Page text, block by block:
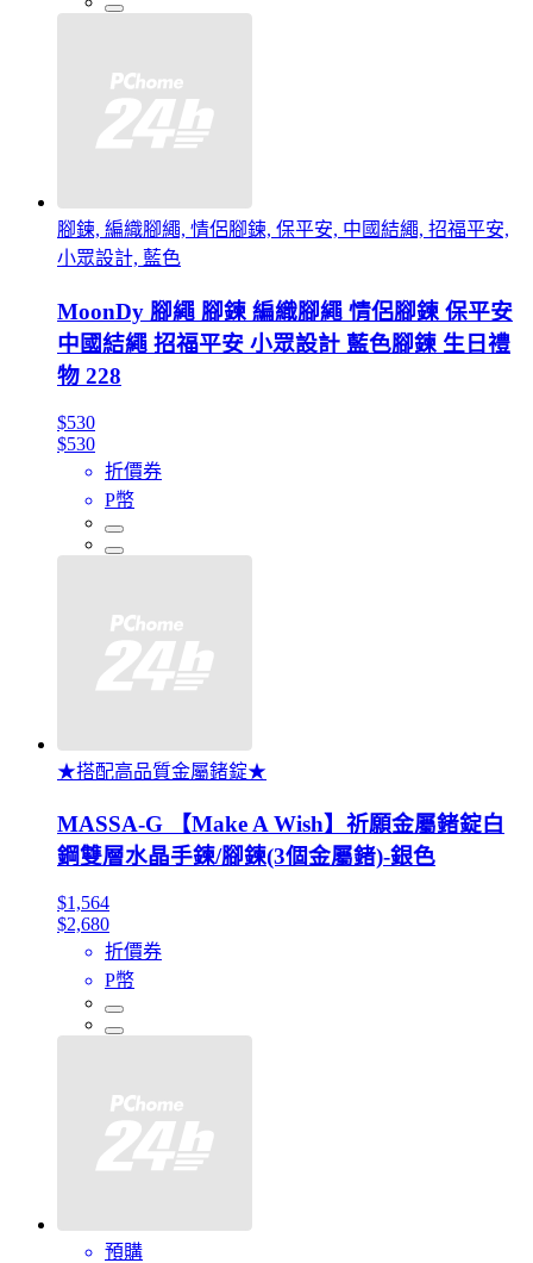
腳鍊, 編織腳繩, 情侶腳鍊, 保平安, 中國結繩, 招福平安,
小眾設計, 藍色
MoonDy 腳繩 腳鍊 編織腳繩 情侶腳鍊 保平安
中國結繩 招福平安 小眾設計 藍色腳鍊 生日禮
物 228
$530
$530
折價券
P幣
★搭配高品質金屬鍺錠★
MASSA-G 【Make A Wish】祈願金屬鍺錠白
鋼雙層水晶手鍊/腳鍊(3個金屬鍺)-銀色
$1,564
$2,680
折價券
P幣
預購